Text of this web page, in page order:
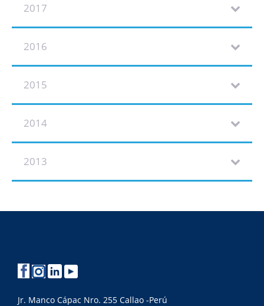
2017
2016
2015
2014
2013
Jr. Manco Cápac Nro. 255 Callao -Perú